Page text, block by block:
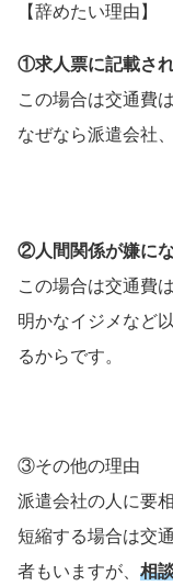
【辞めたい理由】
①求人票に記載さ
この場合は交通費
なぜなら派遣会社
②人間関係が嫌に
この場合は交通費
明かなイジメなど
るからです。
③その他の理由
派遣会社の人に要
短縮する場合は交
者もいますが、 相